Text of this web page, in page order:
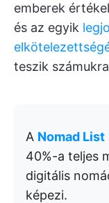
emberek
és az egyik
teszik
A Nomad List
40%-a teljes
digitális
képezi.